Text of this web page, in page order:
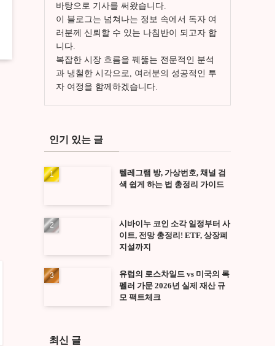
바탕으로 기사를 써왔습니다.
이 블로그는 넘쳐나는 정보 속에서 독자 여
러분께 신뢰할 수 있는 나침반이 되고자 합
니다.
복잡한 시장 흐름을 꿰뚫는 전문적인 분석
과 냉철한 시각으로, 여러분의 성공적인 투
자 여정을 함께하겠습니다.
인기 있는 글
텔레그램 방, 가상번호, 채널 검
색 쉽게 하는 법 총정리 가이드
시바이누 코인 소각 일정부터 사
이트, 전망 총정리! ETF, 상장폐
지설까지
유럽의 로스차일드 vs 미국의 록
펠러 가문 2026년 실제 재산 규
모 팩트체크
최신 글